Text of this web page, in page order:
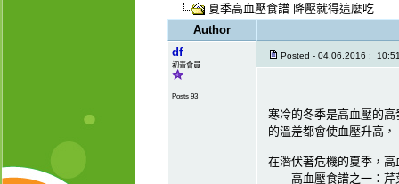
夏季高血壓食譜 降壓就得這麼吃
Author
df
初青會員
Posts 93
Posted - 04.06.2016 :
寒冷的冬季是高血壓的
的溫差都會使血壓升高，
在潛伏著危機的夏季，
高血壓食譜之一：芹